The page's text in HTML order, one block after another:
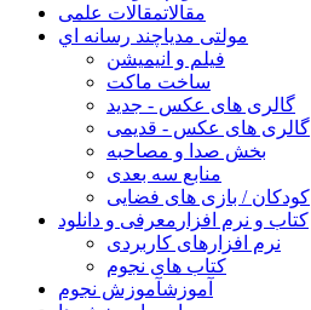
مقالاتمقالات علمی
مولتی مدیاچند رسانه اي
فیلم و انیمیشن
ساخت ماکت
گالری های عکس - جدید
گالری های عکس - قدیمی
بخش صدا و مصاحبه
منابع سه بعدی
کودکان / بازی های فضایی
کتاب و نرم افزار معرفی و دانلود
نرم افزارهای کاربردی
کتاب های نجوم
آموزشآموزش نجوم